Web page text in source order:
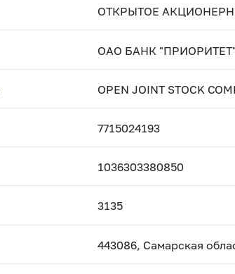
ОТКРЫТОЕ
ОАО БАНК "ПРИОРИТЕТ"
OPEN JOINT STOCK
7715024193
1036303380850
3135
443086, Самарская